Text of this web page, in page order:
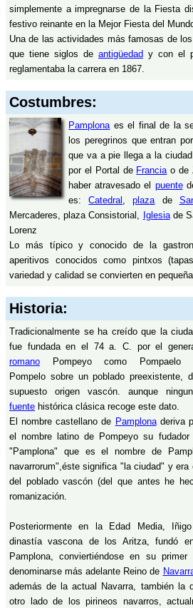
simplemente a impregnarse de la Fiesta
festivo reinante en la Mejor Fiesta del
Una de las actividades más famosas de
que tiene siglos de antigüedad y con el
reglamentaba la carrera en 1867.
Costumbres:
Pamplona es el final de la
los peregrinos que entran
que va a pie llega a la
por el Portal de Francia o de
haber atravesado el puente
es:Catedral ,plaza de
Mercaderes, plaza Consistorial, Iglesiade
Lorenz
Lo más típico y conocido de la
aperitivos conocidos como pintxos
variedad y calidad se convierten en
Historia:
Tradicionalmente se ha creído que la
fue fundada en el 74 a. C. por el
romano Pompeyo como Pompaelo
Pompelo sobre un poblado preexistente,
supuesto origen vascón. aunque
fuente histórica clásica recoge este dato.
El nombre castellano de Pamplonaderiva
el nombre latino de Pompeyo su
"Pamplona" que es el nombre de
navarrorum",éste significa "la ciudad" y era
del poblado vascón (del que antes he
romanización.
Posteriormente en la Edad Media,
dinastía vascona de los Aritza, fundó
Pamplona, conviertiéndose en su
denominarse más adelante Reino de
además de la actual Navarra, también la
otro lado de los pirineos navarros,